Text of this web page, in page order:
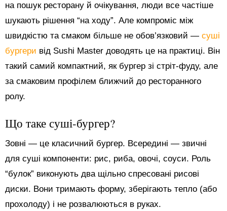
на пошук ресторану й очікування, люди все частіше
шукають рішення “на ходу”. Але компроміс між
швидкістю та смаком більше не обов’язковий — суші
бургери від Sushi Master доводять це на практиці. Він
такий самий компактний, як бургер зі стріт-фуду, але
за смаковим профілем ближчий до ресторанного
ролу.
Що таке суші-бургер?
Зовні — це класичний бургер. Всередині — звичні
для суші компоненти: рис, риба, овочі, соуси. Роль
“булок” виконують два щільно спресовані рисові
диски. Вони тримають форму, зберігають тепло (або
прохолоду) і не розвалюються в руках.